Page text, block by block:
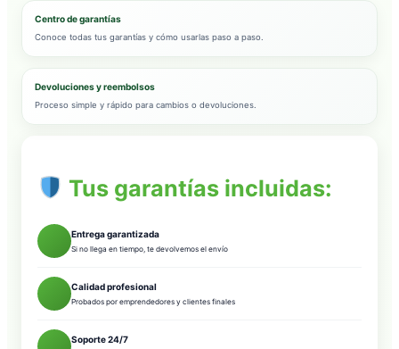
Centro de garantías
Conoce todas tus garantías y cómo usarlas paso a paso.
Devoluciones y reembolsos
Proceso simple y rápido para cambios o devoluciones.
Tus garantías incluidas:
Entrega garantizada
Si no llega en tiempo, te devolvemos el envío
Calidad profesional
Probados por emprendedores y clientes finales
Soporte 24/7